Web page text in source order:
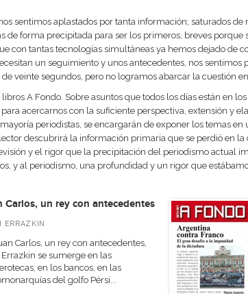
sentimos aplastados por tanta información; saturados
de forma precipitada para ser los primeros, breves
con tantas tecnologías simultáneas ya hemos dejado de
un seguimiento y unos antecedentes, nos sentimos
veinte segundos, pero no logramos abarcar la cuestión
A Fondo. Sobre asuntos que todos los días están en
acercarnos con la suficiente perspectiva, extensión y
periodistas, se encargarán de exponer los temas
descubrirá la información primaria que se perdió en
y el rigor que la precipitación del periodismo actual
y al periodismo, una profundidad y un rigor que
Carlos, un rey con antecedentes
ERRAZKIN
Carlos, un rey con antecedentes,
Errazkin se sumerge en las
en los bancos, en las
del golfo Pérsi...